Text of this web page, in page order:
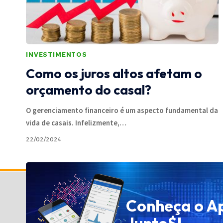
INVESTIMENTOS
Como os juros altos afetam o
orçamento do casal?
O gerenciamento financeiro é um aspecto fundamental da
vida de casais. Infelizmente,…
22/02/2024
Política de Privacidade
Conheça o